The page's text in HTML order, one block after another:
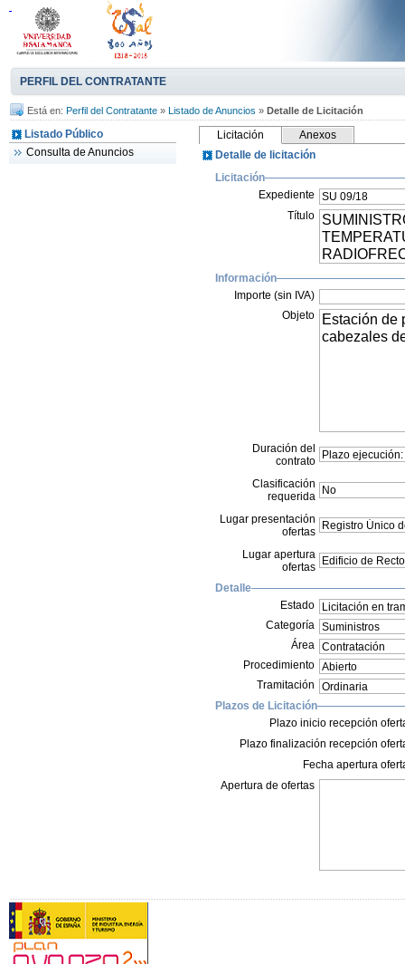
PERFIL DEL CONTRATANTE
Está en: Perfil del Contratante » Listado de Anuncios » Detalle de Licitación
Listado Público
Consulta de Anuncios
Licitación
Anexos
Detalle de licitación
Licitación
Expediente
Título
Información
Importe (sin IVA)
Objeto
Duración del
contrato
Clasificación
requerida
Lugar presentación
ofertas
Lugar apertura
ofertas
Detalle
Estado
Categoría
Área
Procedimiento
Tramitación
Plazos de Licitación
Plazo inicio recepción
Plazo finalización recepción
Fecha apertura
Apertura de ofertas